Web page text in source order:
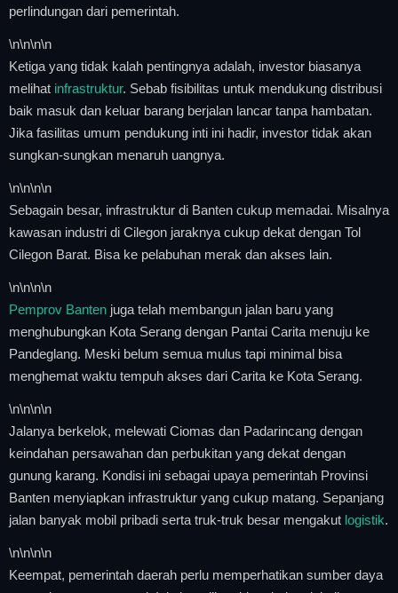
perlindungan dari pemerintah.
\n\n\n\n
Ketiga yang tidak kalah pentingnya adalah, investor biasanya
melihat infrastruktur. Sebab fisibilitas untuk mendukung distribusi
baik masuk dan keluar barang berjalan lancar tanpa hambatan.
Jika fasilitas umum pendukung inti ini hadir, investor tidak akan
sungkan-sungkan menaruh uangnya.
\n\n\n\n
Sebagain besar, infrastruktur di Banten cukup memadai. Misalnya
kawasan industri di Cilegon jaraknya cukup dekat dengan Tol
Cilegon Barat. Bisa ke pelabuhan merak dan akses lain.
\n\n\n\n
Pemprov Banten juga telah membangun jalan baru yang
menghubungkan Kota Serang dengan Pantai Carita menuju ke
Pandeglang. Meski belum semua mulus tapi minimal bisa
menghemat waktu tempuh akses dari Carita ke Kota Serang.
\n\n\n\n
Jalanya berkelok, melewati Ciomas dan Padarincang dengan
keindahan persawahan dan perbukitan yang dekat dengan
gunung karang. Kondisi ini sebagai upaya pemerintah Provinsi
Banten menyiapkan infrastruktur yang cukup matang. Sepanjang
jalan banyak mobil pribadi serta truk-truk besar mengakut logistik.
\n\n\n\n
Keempat, pemerintah daerah perlu memperhatikan sumber daya